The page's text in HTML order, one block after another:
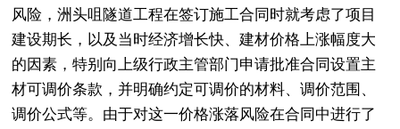
风险，洲头咀隧道工程在签订施工合同时就考虑了项目
建设期长，以及当时经济增长快、建材价格上涨幅度大
的因素，特别向上级行政主管部门申请批准合同设置主
材可调价条款，并明确约定可调价的材料、调价范围、
调价公式等。由于对这一价格涨落风险在合同中进行了